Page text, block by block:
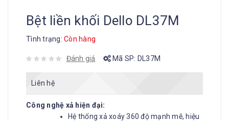
Bệt liền khối Dello DL37M
Tình trạng: Còn hàng
Đánh giá Mã SP: DL37M
Liên hệ
Công nghệ xả hiện đại:
Hệ thống xả xoáy 360 độ mạnh mẽ, hiệu